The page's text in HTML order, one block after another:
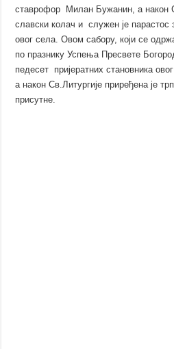
ставрофор Милан Бужанин, а након
славски колач и служен је парастос
овог села. Овом сабору, који се
по празнику Успења Пресвете
педесет пријератних становника
а након Св.Литургије приређена је
присутне.